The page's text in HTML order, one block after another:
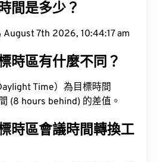
間是多少？
7th 2026, 10:44:18 am
時區有什麼不同？
Time）為目標時間
(8 hours behind) 的差值。
時區會議時間轉換工